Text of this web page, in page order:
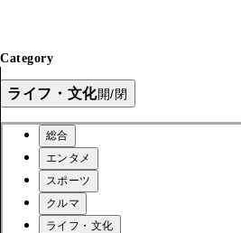
Category
ライフ・文化開/閉
総合
エンタメ
スポーツ
クルマ
ライフ・文化